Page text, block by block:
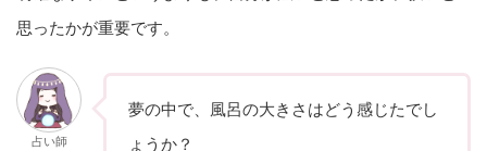
思ったかが重要です。
占い師
夢の中で、風呂の大きさはどう感じたでし
ょうか？